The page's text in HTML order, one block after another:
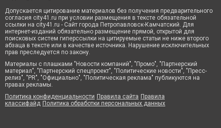
Допускается цитирование материалов без получения предварительного
согласия city41.ru при условии размещения в тексте обязательной
ссылки на city41.ru - Сайт города Петропавловск-Камчатский. Для
интернет-изданий обязательно размещение прямой, открытой для
поисковых систем гиперссылки на цитируемые статьи не ниже второго
абзаца в тексте или в качестве источника. Нарушение исключительных
прав преследуется по закону.
Материалы с плашками "Новости компаний", "Промо", "Партнерский
материал", "Партнерский спецпроект", "Политические новости", "Пресс-
релиз", "PR", "Официально", "Политическая реклама" публикуются на
правах рекламы.
Политика конфиденциальности Правила сайта Правила
классифайд Политика обработки персональных данных